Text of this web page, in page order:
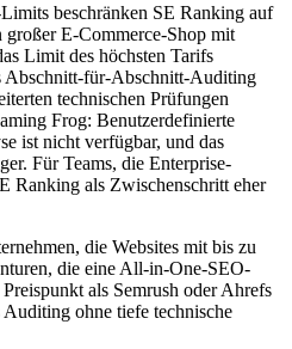
beschränken SE Ranking auf
großer E-Commerce-Shop mit
Limit des höchsten Tarifs
Abschnitt-für-Abschnitt-Auditing
technischen Prüfungen
Frog: Benutzerdefinierte
ist nicht verfügbar, und das
Für Teams, die Enterprise-
Ranking als Zwischenschritt eher
die Websites mit bis zu
die eine All-in-One-SEO-
als Semrush oder Ahrefs
ohne tiefe technische